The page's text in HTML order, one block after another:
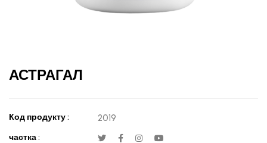
АСТРАГАЛ
Код продукту : 2019
частка :